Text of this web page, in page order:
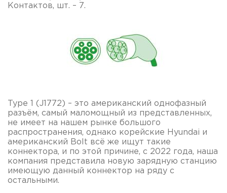
Контактов, шт. – 7.
Type 1 (J1772) – это американский однофазный
разъём, самый маломощный из представленных,
не имеет на нашем рынке большого
распространения, однако корейские Hyundai и
американский Bolt всё же ищут такие
коннектора, и по этой причине, с 2022 года, наша
компания представила новую зарядную станцию
имеющую данный коннектор на ряду с
остальными.